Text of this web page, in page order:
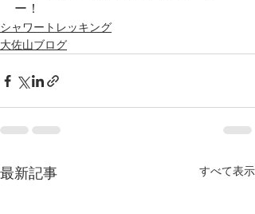
ー！
シャワートレッキング
大佐山ブログ
最新記事 すべて表示